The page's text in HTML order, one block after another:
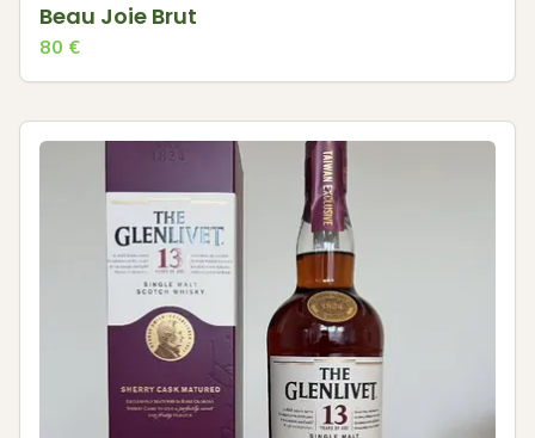
Beau Joie Brut
80 €